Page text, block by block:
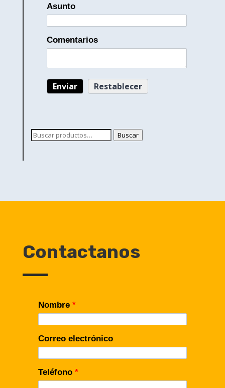
Asunto
Comentarios
Buscar
Buscar
Contactanos
Nombre *
Correo electrónico
Teléfono *